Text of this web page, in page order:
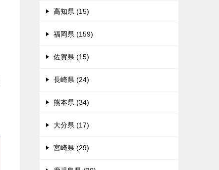
高知県 (15)
福岡県 (159)
佐賀県 (15)
長崎県 (24)
熊本県 (34)
大分県 (17)
宮崎県 (29)